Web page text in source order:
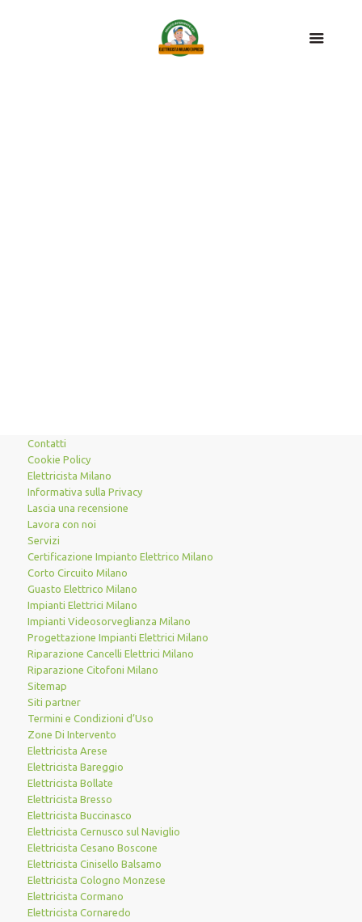
Contatti
Cookie Policy
Elettricista Milano
Informativa sulla Privacy
Lascia una recensione
Lavora con noi
Servizi
Certificazione Impianto Elettrico Milano
Corto Circuito Milano
Guasto Elettrico Milano
Impianti Elettrici Milano
Impianti Videosorveglianza Milano
Progettazione Impianti Elettrici Milano
Riparazione Cancelli Elettrici Milano
Riparazione Citofoni Milano
Sitemap
Siti partner
Termini e Condizioni d’Uso
Zone Di Intervento
Elettricista Arese
Elettricista Bareggio
Elettricista Bollate
Elettricista Bresso
Elettricista Buccinasco
Elettricista Cernusco sul Naviglio
Elettricista Cesano Boscone
Elettricista Cinisello Balsamo
Elettricista Cologno Monzese
Elettricista Cormano
Elettricista Cornaredo